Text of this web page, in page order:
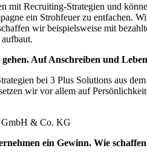
mit Recruiting-Strategien und
ein Strohfeuer zu entfachen.
wir beispielsweise mit
gehen. Auf Anschreiben und
bei 3 Plus Solutions aus
wir vor allem auf
ein Gewinn. Wie